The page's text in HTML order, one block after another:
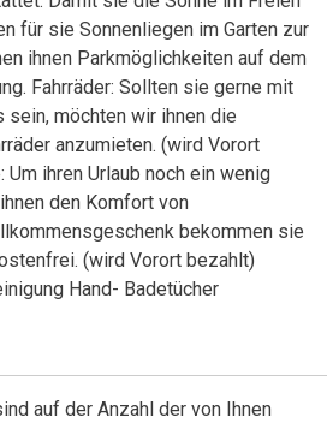
für sie Sonnenliegen im Garten zur
ihnen Parkmöglichkeiten auf dem
Fahrräder: Sollten sie gerne mit
sein, möchten wir ihnen die
anzumieten. (wird Vorort
ihren Urlaub noch ein wenig
den Komfort von
bekommen sie
(wird Vorort bezahlt)
Hand- Badetücher
auf der Anzahl der von Ihnen